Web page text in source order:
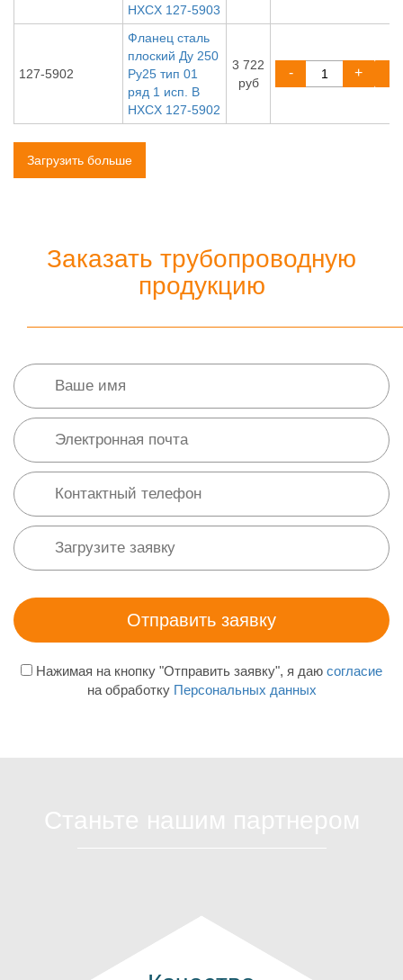
HXCX 127-5903
127-5902
Фланец сталь
плоский Ду 250
Ру25 тип 01
ряд 1 исп. B
HXCX 127-5902
3 722
руб
- +
Загрузить больше
Заказать трубопроводную
продукцию
Нажимая на кнопку "Отправить заявку", я даю согласие
на обработку Персональных данных